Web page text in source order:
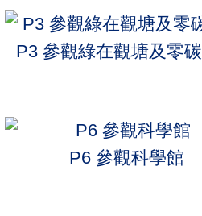
P3 參觀綠在觀塘及零
P6 參觀科學館